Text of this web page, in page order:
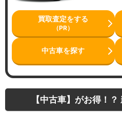
買取査定をする
（PR）
中古車を探す
【中古車】がお得！